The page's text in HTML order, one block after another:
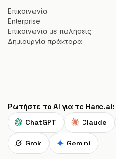
Επικοινωνία
Enterprise
Επικοινωνία με πωλήσεις
Δημιουργία πράκτορα
Ρωτήστε το AI για το Hanc.ai:
ChatGPT Claude
Grok Gemini